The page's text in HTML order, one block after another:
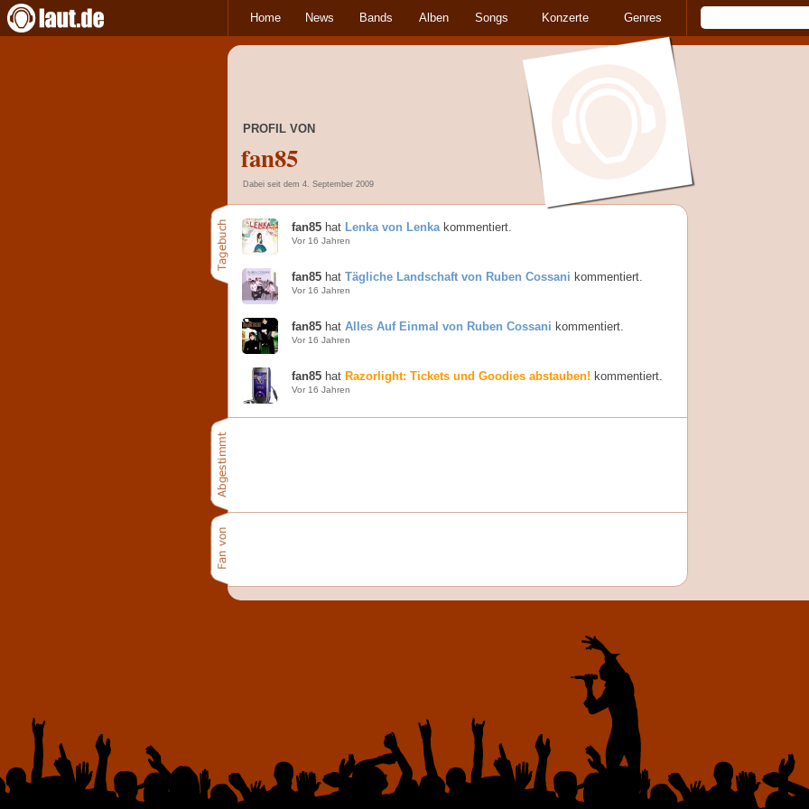
Home News Bands Alben Songs Konzerte Genres
PROFIL VON
fan85
Dabei seit dem 4. September 2009
fan85 hat Lenka von Lenkakommentiert.
Vor 16 Jahren
fan85 hat Tägliche Landschaft von Ruben Cossani kommentiert.
Vor 16 Jahren
fan85 hat Alles Auf Einmal von Ruben Cossani kommentiert.
Vor 16 Jahren
fan85 hat Razorlight: Tickets und Goodies abstauben! kommentiert.
Vor 16 Jahren